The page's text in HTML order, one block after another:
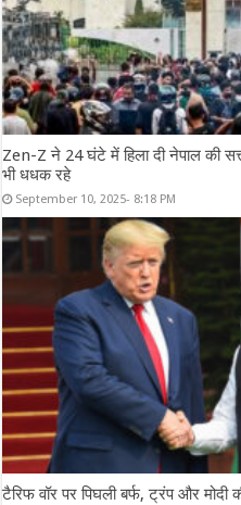
Zen-Z ने 24 घंटे में हिला दी नेपाल की
भी धधक रहे
September 10, 2025- 8:18 PM
टैरिफ वॉर पर पिघली बर्फ, ट्रंप और मोदी